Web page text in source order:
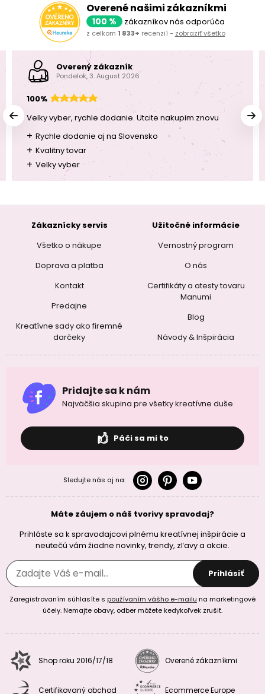
Overené našimi zákazníkmi
100 % zákazníkov nás odporúča
z celkom 1 833+ recenzií - zobraziť všetko
Overený zákazník
Pondelok, 3. August 2026
100%
Velky vyber, rychle dodanie. Utcite nakupim znovu
+ Rychle dodanie aj na Slovensko
+ Kvalitny tovar
+ Velky vyber
Zákaznícky servis
Všetko o nákupe
Doprava a platba
Kontakt
Predajne
Kreatívne sady ako firemné
darčeky
Užitočné informácie
Vernostný program
O nás
Certifikáty a atesty tovaru
Manumi
Blog
Návody & Inšpirácia
Pridajte sa k nám
Najväčšia skupina pre všetky kreatívne duše
Páči sa mi to
Sledujte nás aj na:
Máte záujem o náš tvorivy spravodaj?
Prihláste sa k spravodajcovi plnému kreatívnej inšpirácie a
neutečú vám žiadne novinky, trendy, zľavy a akcie.
Prihlásiť
Zaregistrovaním súhlasíte s používaním vášho e-mailu na marketingové
účely. Nemajte obavy, odber môžete kedykoľvek zrušiť.
Shop roku 2016/17/18 Overené zákazníkmi
Certifikovaný obchod Ecommerce Europe